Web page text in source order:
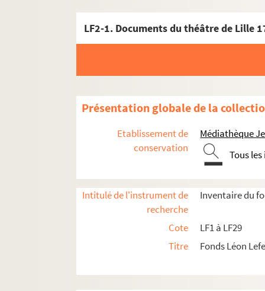
LF2-1. Documents du théâtre de Lille
Présentation globale de la
Etablissement de
conservation
Médiathèque
Tous
Intitulé de l'instrument de
recherche
Inventaire du
Cote
LF1 à LF29
Titre
Fonds Léon